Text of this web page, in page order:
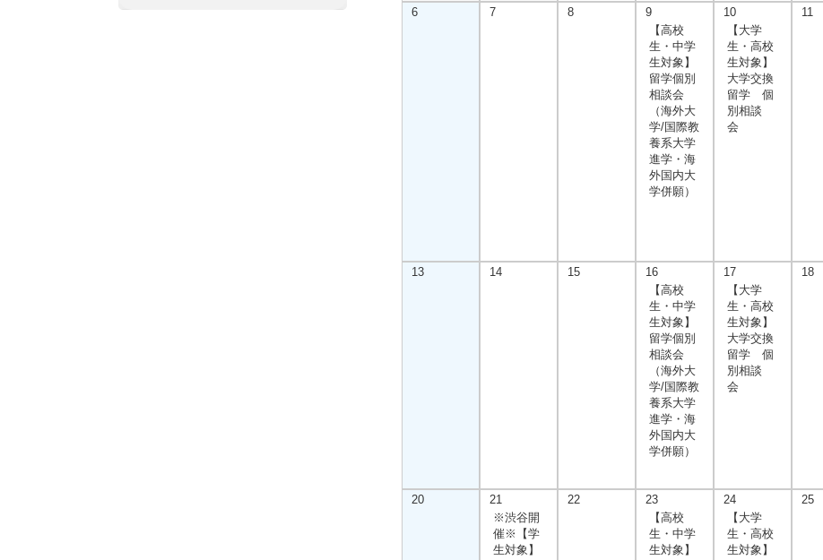
6 7 8
9
【高校
生・中学
生対象】
留学個別
相談会
（海外大
学/国際教
養系大学
進学・海
外国内大
学併願）
10
【大学
生・高校
生対象】
大学交換
留学 個
別相談
会
11
13 14 15
16
【高校
生・中学
生対象】
留学個別
相談会
（海外大
学/国際教
養系大学
進学・海
外国内大
学併願）
17
【大学
生・高校
生対象】
大学交換
留学 個
別相談
会
18
20
21
※渋谷開
催※【学
生対象】
22
23
【高校
生・中学
生対象】
24
【大学
生・高校
生対象】
25